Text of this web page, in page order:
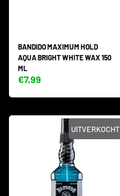
BANDIDO MAXIMUM HOLD
AQUA BRIGHT WHITE WAX 150
ML
€7,99
UITVERKOCHT